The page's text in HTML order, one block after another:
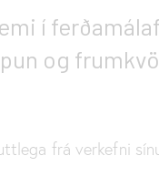
í
og
frá verkefni